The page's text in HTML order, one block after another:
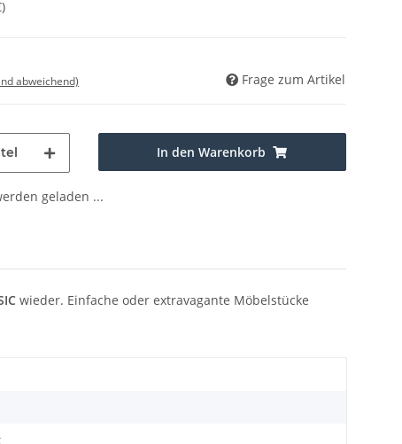
)
abweichend) Frage zum Artikel
In den Warenkorb
geladen ...
wieder. Einfache oder extravagante Möbelstücke